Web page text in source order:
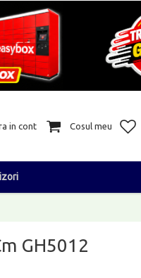
in cont Cosul meu
GH5012